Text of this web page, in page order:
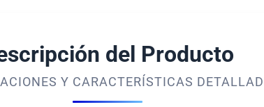
del Producto
Y CARACTERÍSTICAS